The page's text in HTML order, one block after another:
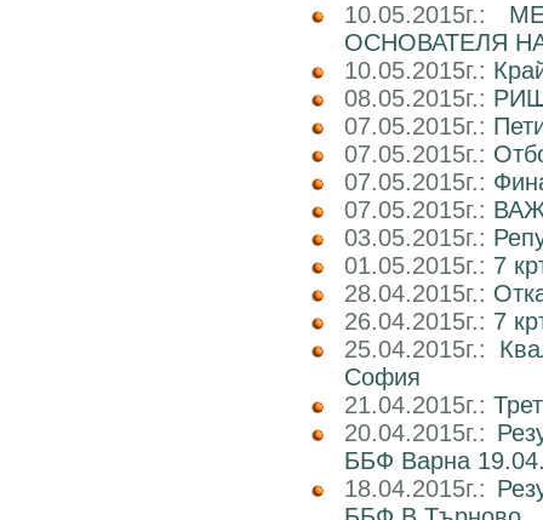
10.05.2015г.:
ОСНОВАТЕЛЯ
10.05.2015г.:
08.05.2015г.:
07.05.2015г.:
07.05.2015г.:
07.05.2015г.:
07.05.2015г.:
03.05.2015г.:
01.05.2015г.: 7
28.04.2015г.:
26.04.2015г.: 7
25.04.2015г.:
София
21.04.2015г.:
20.04.2015г.:
ББФ Варна
18.04.2015г.: